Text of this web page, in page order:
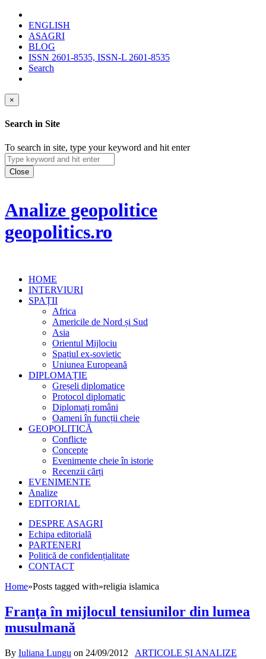
ENGLISH
ASAGRI
BLOG
ISSN 2601-8535, ISSN-L 2601-8535
Search
×
Search in Site
To search in site, type your keyword and hit enter
Close
Analize geopolitice
geopolitics.ro
HOME
INTERVIURI
SPAȚII
Africa
Americile de Nord și Sud
Asia
Orientul Mijlociu
Spațiul ex-sovietic
Uniunea Europeană
DIPLOMAȚIE
Greșeli diplomatice
Protocol diplomatic
Diplomați români
Oameni în funcții cheie
GEOPOLITICĂ
Conflicte
Concepte
Evenimente cheie în istorie
Recenzii cărți
EVENIMENTE
Analize
EDITORIAL
DESPRE ASAGRI
Echipa editorială
PARTENERI
Politică de confidențialitate
CONTACT
Home»Posts tagged with»religia islamica
Franţa în mijlocul tensiunilor din lumea
musulmană
By Iuliana Lungu on 24/09/2012
ARTICOLE ȘI ANALIZE